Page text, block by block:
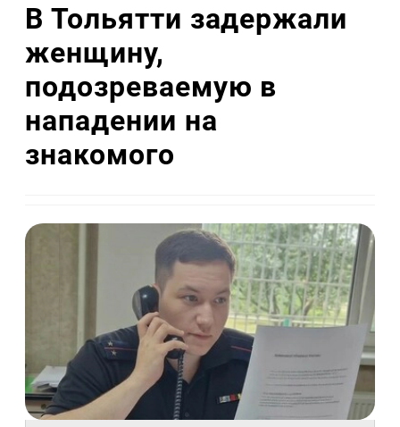
В Тольятти задержали
женщину,
подозреваемую в
нападении на
знакомого